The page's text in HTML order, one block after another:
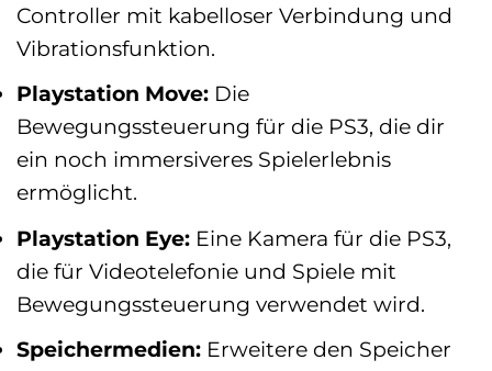
Controller mit kabelloser Verbindung und
Vibrationsfunktion.
Playstation Move: Die
Bewegungssteuerung für die PS3, die dir
ein noch immersiveres Spielerlebnis
ermöglicht.
Playstation Eye: Eine Kamera für die PS3,
die für Videotelefonie und Spiele mit
Bewegungssteuerung verwendet wird.
Speichermedien: Erweitere den Speicher